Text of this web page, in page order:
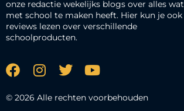
onze redactie wekelijks blogs over alles wat
met school te maken heeft. Hier kun je ook
reviews lezen over verschillende
schoolproducten.
© 2026 Alle rechten voorbehouden